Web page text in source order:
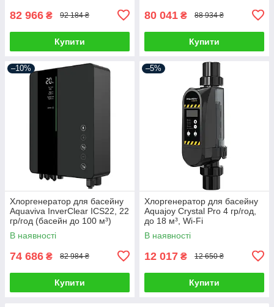
82 966 ₴ 92 184 ₴
Купити
80 041 ₴ 88 934 ₴
Купити
–10%
Хлоргенератор для басейну
Aquaviva InverClear ICS22, 22
гр/год (басейн до 100 м³)
В наявності
74 686 ₴ 82 984 ₴
Купити
–5%
Хлоргенератор для басейну
Aquajoy Crystal Pro 4 гр/год,
до 18 м³, Wi-Fi
В наявності
12 017 ₴ 12 650 ₴
Купити